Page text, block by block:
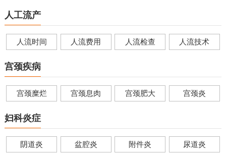
人工流产
人流时间 人流费用 人流检查 人流技术
宫颈疾病
宫颈糜烂 宫颈息肉 宫颈肥大 宫颈炎
妇科炎症
阴道炎 盆腔炎 附件炎 尿道炎